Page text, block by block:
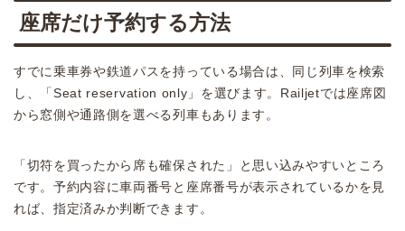
座席だけ予約する方法
すでに乗車券や鉄道パスを持っている場合は、同じ列車を検索
し、「Seat reservation only」を選びます。Railjetでは座席図
から窓側や通路側を選べる列車もあります。
「切符を買ったから席も確保された」と思い込みやすいところ
です。予約内容に車両番号と座席番号が表示されているかを見
れば、指定済みか判断できます。